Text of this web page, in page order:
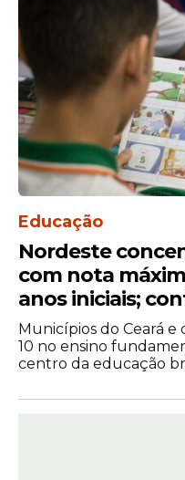
Educação
Nordeste
com nota
anos iniciais;
Municípios do Ceará e
10 no ensino
centro da educação